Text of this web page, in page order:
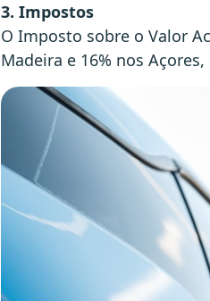
3. Impostos
O Imposto sobre o Valor
Madeira e 16% nos